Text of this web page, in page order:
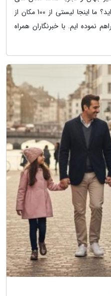
زیبا، ناب، بکر یا عجیب فکر نموده اید؟ ما اینجا لیستی از 100 مکان از
نموده ایم. با خبرنگاران همراه